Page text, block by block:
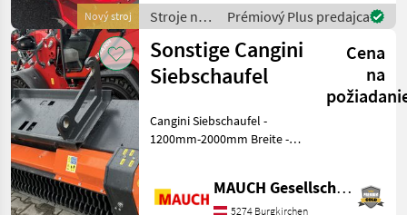
Nový stroj
Frohnwieser G
Stroje na
stavbu /
Sonstige
Prémiový Plus predajca
Sonstige Cangini
Siebschaufel
Cena
na
Cangini Siebschaufel -
1200mm-2000mm Breite -
Siebwellenwechsel - 0 / 20-0
/ 35 mm Siebweite -
MAUCH Gesellschaft m.b.H. & Co.KG
5274 Burgkirchen